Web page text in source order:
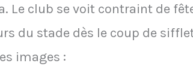
Le club se voit contraint de
du stade dès le coup de
images :